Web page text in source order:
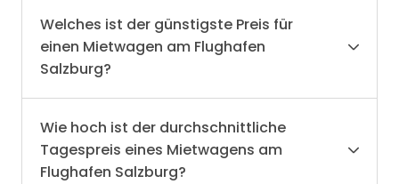
Welches ist der günstigste Preis für
einen Mietwagen am Flughafen
Salzburg?
Wie hoch ist der durchschnittliche
Tagespreis eines Mietwagens am
Flughafen Salzburg?